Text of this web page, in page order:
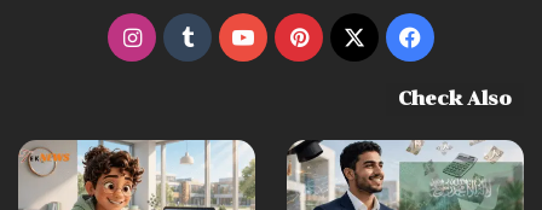
فيسبوك
‫X بينتيريست‫YouTube انستقرام
Check Also